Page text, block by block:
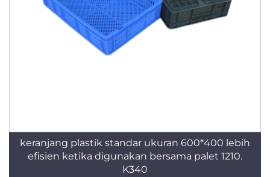
keranjang plastik standar ukuran 600*400 lebih
efisien ketika digunakan bersama palet 1210.
K340